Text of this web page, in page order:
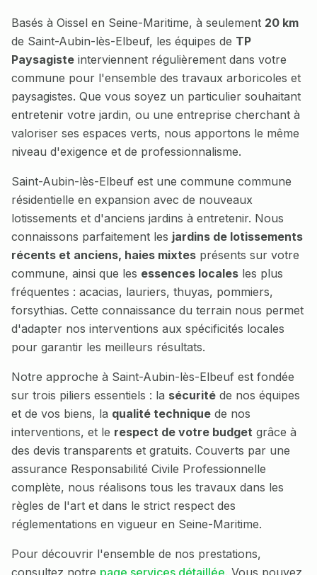
Basés à Oissel en Seine-Maritime, à seulement 20 km
de Saint-Aubin-lès-Elbeuf, les équipes de TP
Paysagiste interviennent régulièrement dans votre
commune pour l'ensemble des travaux arboricoles et
paysagistes. Que vous soyez un particulier souhaitant
entretenir votre jardin, ou une entreprise cherchant à
valoriser ses espaces verts, nous apportons le même
niveau d'exigence et de professionnalisme.
Saint-Aubin-lès-Elbeuf est une commune commune
résidentielle en expansion avec de nouveaux
lotissements et d'anciens jardins à entretenir. Nous
connaissons parfaitement les jardins de lotissements
récents et anciens, haies mixtes présents sur votre
commune, ainsi que les essences locales les plus
fréquentes : acacias, lauriers, thuyas, pommiers,
forsythias. Cette connaissance du terrain nous permet
d'adapter nos interventions aux spécificités locales
pour garantir les meilleurs résultats.
Notre approche à Saint-Aubin-lès-Elbeuf est fondée
sur trois piliers essentiels : la sécurité de nos équipes
et de vos biens, la qualité technique de nos
interventions, et le respect de votre budget grâce à
des devis transparents et gratuits. Couverts par une
assurance Responsabilité Civile Professionnelle
complète, nous réalisons tous les travaux dans les
règles de l'art et dans le strict respect des
réglementations en vigueur en Seine-Maritime.
Pour découvrir l'ensemble de nos prestations,
consultez notre page services détaillée . Vous pouvez